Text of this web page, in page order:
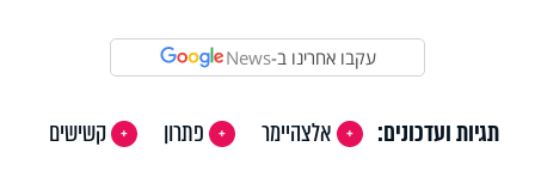
עקבו אחרינו ב-News
תגיות ועדכונים: אלצהיימר פתרון
קשישים